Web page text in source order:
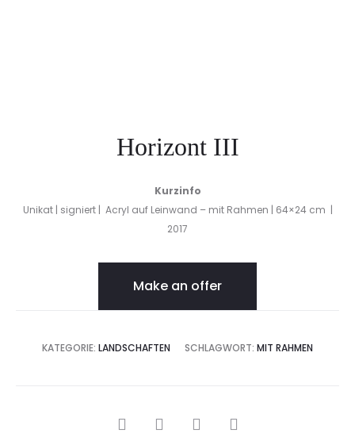
Horizont III
Kurzinfo
Unikat | signiert | Acryl auf Leinwand – mit Rahmen | 64×24 cm |
2017
Make an offer
KATEGORIE: LANDSCHAFTEN SCHLAGWORT: MIT RAHMEN
SHARE